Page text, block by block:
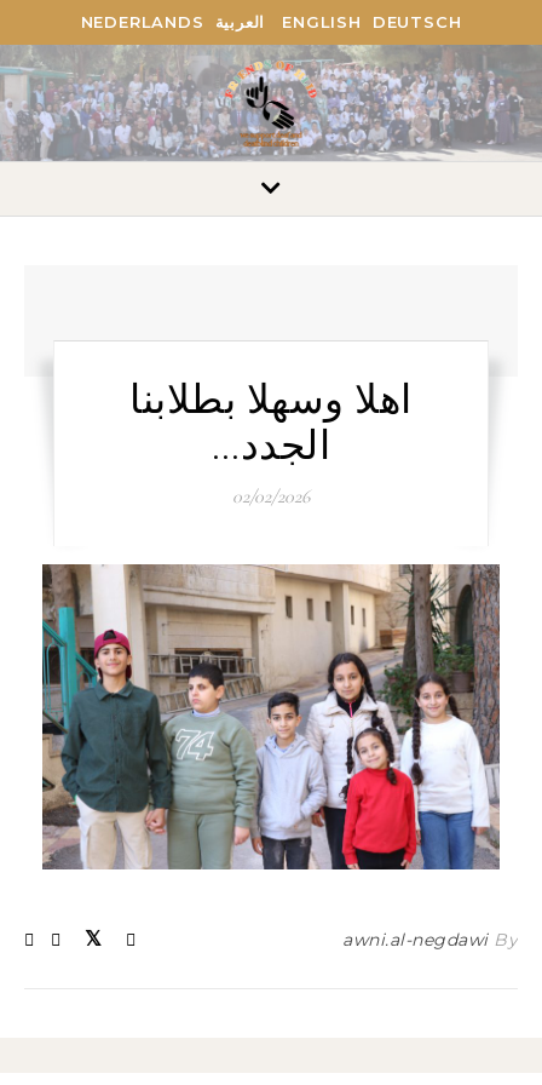
DEUTSCH
ENGLISH العربية NEDERLANDS
اهلا وسهلا بطلابنا
الجدد…
02/02/2026
By
awni.al-negdawi